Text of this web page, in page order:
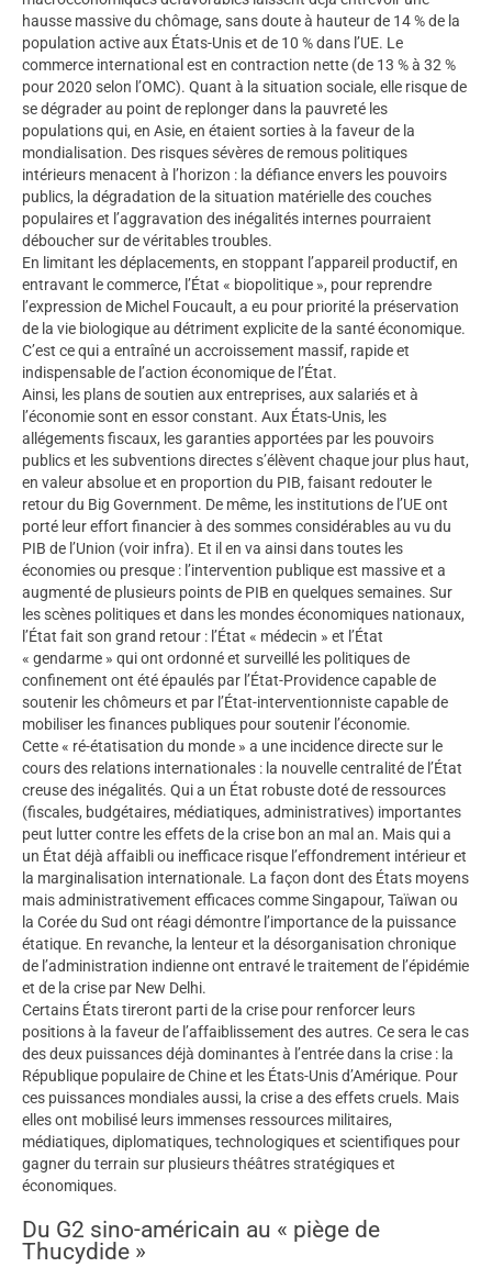
hausse massive du chômage, sans doute à hauteur de 14 % de la
population active aux États-Unis et de 10 % dans l’UE. Le
commerce international est en contraction nette (de 13 % à 32 %
pour 2020 selon l’OMC). Quant à la situation sociale, elle risque de
se dégrader au point de replonger dans la pauvreté les
populations qui, en Asie, en étaient sorties à la faveur de la
mondialisation. Des risques sévères de remous politiques
intérieurs menacent à l’horizon : la défiance envers les pouvoirs
publics, la dégradation de la situation matérielle des couches
populaires et l’aggravation des inégalités internes pourraient
déboucher sur de véritables troubles.
En limitant les déplacements, en stoppant l’appareil productif, en
entravant le commerce, l’État « biopolitique », pour reprendre
l’expression de Michel Foucault, a eu pour priorité la préservation
de la vie biologique au détriment explicite de la santé économique.
C’est ce qui a entraîné un accroissement massif, rapide et
indispensable de l’action économique de l’État.
Ainsi, les plans de soutien aux entreprises, aux salariés et à
l’économie sont en essor constant. Aux États-Unis, les
allégements fiscaux, les garanties apportées par les pouvoirs
publics et les subventions directes s’élèvent chaque jour plus haut,
en valeur absolue et en proportion du PIB, faisant redouter le
retour du Big Government. De même, les institutions de l’UE ont
porté leur effort financier à des sommes considérables au vu du
PIB de l’Union (voir infra). Et il en va ainsi dans toutes les
économies ou presque : l’intervention publique est massive et a
augmenté de plusieurs points de PIB en quelques semaines. Sur
les scènes politiques et dans les mondes économiques nationaux,
l’État fait son grand retour : l’État « médecin » et l’État
« gendarme » qui ont ordonné et surveillé les politiques de
confinement ont été épaulés par l’État-Providence capable de
soutenir les chômeurs et par l’État-interventionniste capable de
mobiliser les finances publiques pour soutenir l’économie.
Cette « ré-étatisation du monde » a une incidence directe sur le
cours des relations internationales : la nouvelle centralité de l’État
creuse des inégalités. Qui a un État robuste doté de ressources
(fiscales, budgétaires, médiatiques, administratives) importantes
peut lutter contre les effets de la crise bon an mal an. Mais qui a
un État déjà affaibli ou inefficace risque l’effondrement intérieur et
la marginalisation internationale. La façon dont des États moyens
mais administrativement efficaces comme Singapour, Taïwan ou
la Corée du Sud ont réagi démontre l’importance de la puissance
étatique. En revanche, la lenteur et la désorganisation chronique
de l’administration indienne ont entravé le traitement de l’épidémie
et de la crise par New Delhi.
Certains États tireront parti de la crise pour renforcer leurs
positions à la faveur de l’affaiblissement des autres. Ce sera le cas
des deux puissances déjà dominantes à l’entrée dans la crise : la
République populaire de Chine et les États-Unis d’Amérique. Pour
ces puissances mondiales aussi, la crise a des effets cruels. Mais
elles ont mobilisé leurs immenses ressources militaires,
médiatiques, diplomatiques, technologiques et scientifiques pour
gagner du terrain sur plusieurs théâtres stratégiques et
économiques.
Du G2 sino-américain au « piège de
Thucydide »